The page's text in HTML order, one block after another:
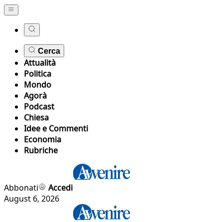
Cerca
Attualità
Politica
Mondo
Agorà
Podcast
Chiesa
Idee e Commenti
Economia
Rubriche
Abbonati
Accedi
August 6, 2026